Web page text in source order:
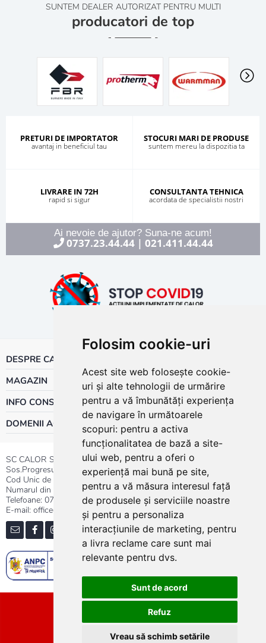
Folosim cookie-uri
Acest site web folosește cookie-
uri și alte tehnologii de urmărire
pentru a vă îmbunătăți experiența
de navigare în următoarele
scopuri: pentru a activa
funcționalitatea de bază a site-
ului web, pentru a oferi o
experiență mai bună pe site,
pentru a vă măsura interesul față
de produsele și serviciile noastre
și pentru a personaliza
interacțiunile de marketing, pentru
a livra reclame care sunt mai
relevante pentru dvs.
Sunt de acord
Refuz
Vreau să schimb setările
SUNTEM DEALER AUTORIZAT PENTRU MULTI
producatori de top
PRETURI DE IMPORTATOR
avantaj in beneficiul tau
STOCURI MARI DE PRODUSE
suntem mereu la dispozitia ta
LIVRARE IN 72H
rapid si sigur
CONSULTANTA TEHNICA
acordata de specialistii nostri
Ai nevoie de ajutor? Suna-ne acum!
0737.23.44.44| 021.411.44.44
DESPRE CALOR
MAGAZIN
INFO CONSUMATOR
DOMENII ACTIVITATE
SC CALOR SRL
Sos.Progresului nr.30-40, Sector 5, Bucuresti
Cod Unic de Inregistrare: RO 3004724
Numarul din Registrul Comertului:J40/13176/1991
Telefoane: 0737.23.44.44|021.411.44.44
E-mail: office@calor.ro